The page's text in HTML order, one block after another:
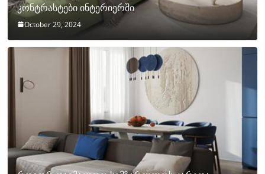
კონტრასტები ინტერიერში
October 29, 2024